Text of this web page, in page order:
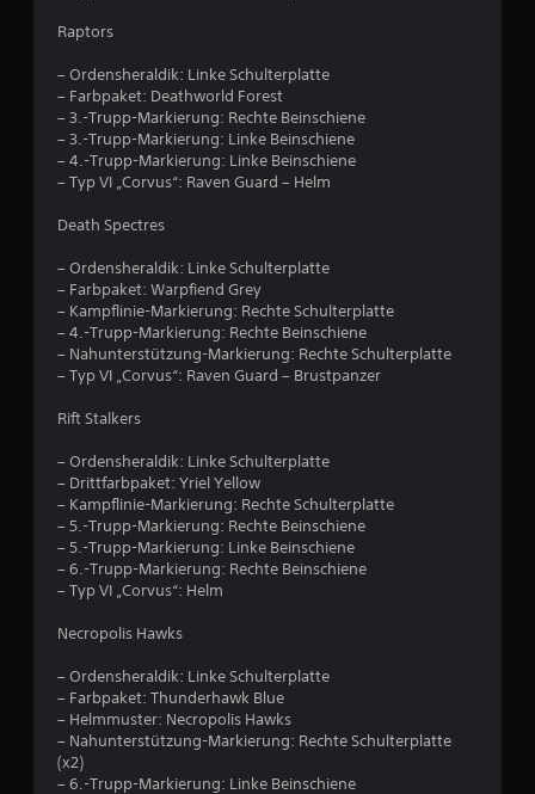
Raptors
– Ordensheraldik: Linke Schulterplatte
– Farbpaket: Deathworld Forest
– 3.-Trupp-Markierung: Rechte Beinschiene
– 3.-Trupp-Markierung: Linke Beinschiene
– 4.-Trupp-Markierung: Linke Beinschiene
– Typ VI „Corvus“: Raven Guard – Helm
Death Spectres
– Ordensheraldik: Linke Schulterplatte
– Farbpaket: Warpfiend Grey
– Kampflinie-Markierung: Rechte Schulterplatte
– 4.-Trupp-Markierung: Rechte Beinschiene
– Nahunterstützung-Markierung: Rechte Schulterplatte
– Typ VI „Corvus“: Raven Guard – Brustpanzer
Rift Stalkers
– Ordensheraldik: Linke Schulterplatte
– Drittfarbpaket: Yriel Yellow
– Kampflinie-Markierung: Rechte Schulterplatte
– 5.-Trupp-Markierung: Rechte Beinschiene
– 5.-Trupp-Markierung: Linke Beinschiene
– 6.-Trupp-Markierung: Rechte Beinschiene
– Typ VI „Corvus“: Helm
Necropolis Hawks
– Ordensheraldik: Linke Schulterplatte
– Farbpaket: Thunderhawk Blue
– Helmmuster: Necropolis Hawks
– Nahunterstützung-Markierung: Rechte Schulterplatte
(x2)
– 6.-Trupp-Markierung: Linke Beinschiene